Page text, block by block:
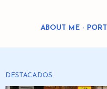
ABOUT ME
DESTACADOS